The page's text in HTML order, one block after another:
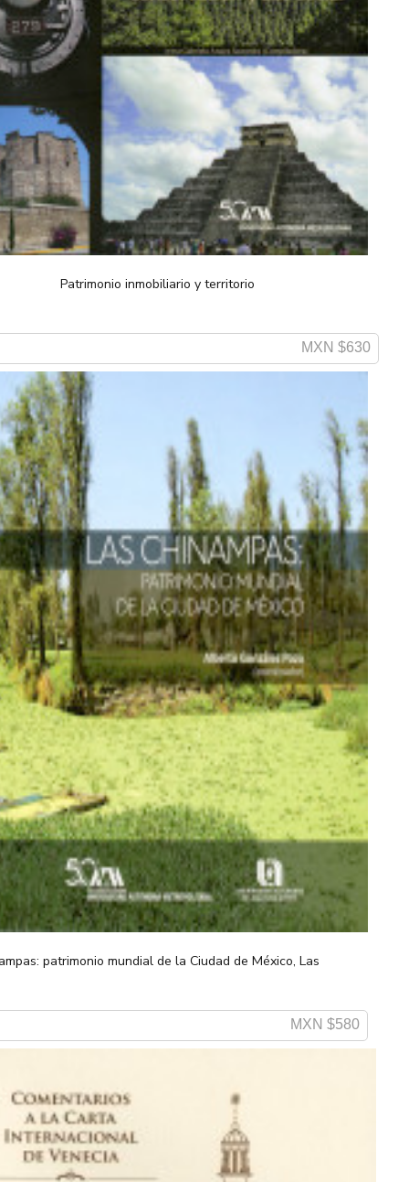
Patrimonio inmobiliario y territorio
MXN $630
patrimonio mundial de la Ciudad de México, Las
MXN $580